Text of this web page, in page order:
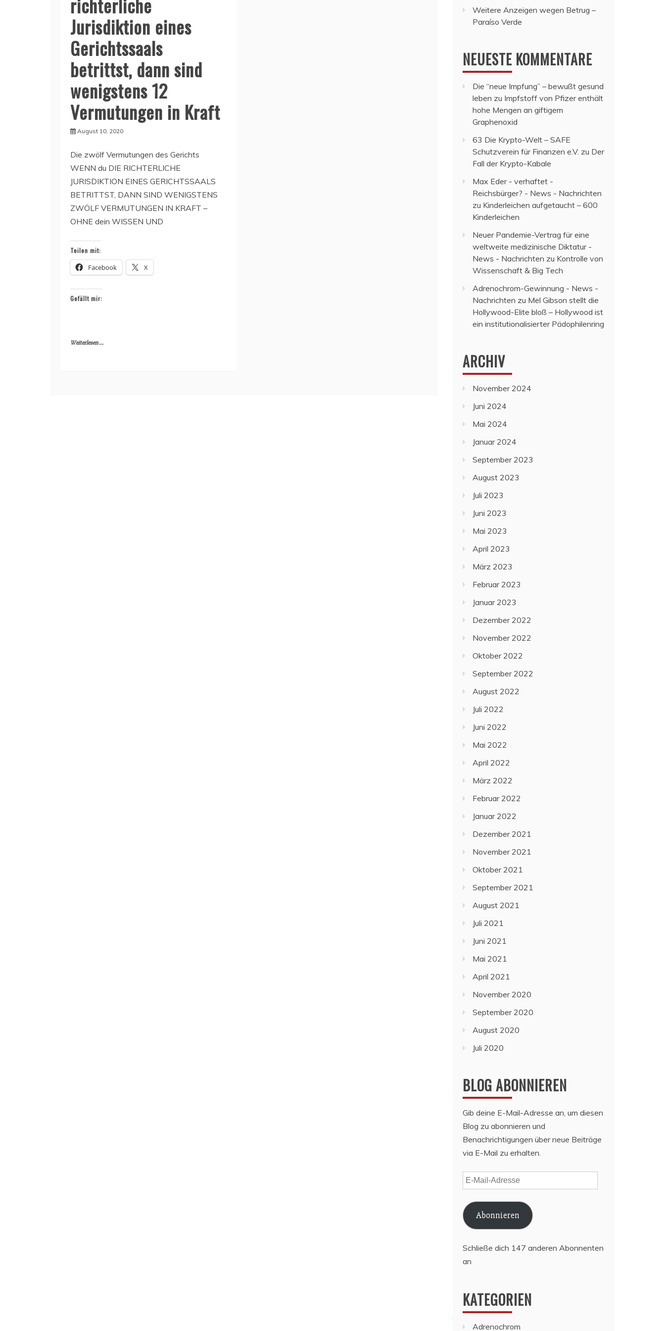
Jurisdiktion eines
Gerichtssaals
betrittst, dann sind
wenigstens 12
Vermutungen in Kraft
August 10, 2020
Die zwölf Vermutungen des Gerichts
WENN du DIE RICHTERLICHE
JURISDIKTION EINES GERICHTSSAALS
BETRITTST, DANN SIND WENIGSTENS
ZWÖLF VERMUTUNGEN IN KRAFT –
OHNE dein WISSEN UND
Teilen mit:
Facebook X
Gefällt mir:
Weiterlesen ...
Weitere Anzeigen wegen Betrug –
Paraíso Verde
NEUESTE KOMMENTARE
Die “neue Impfung” – bewußt gesund
leben zu Impfstoff von Pfizer enthält
hohe Mengen an giftigem
Graphenoxid
63 Die Krypto-Welt – SAFE
Schutzverein für Finanzen e.V. zu Der
Fall der Krypto-Kabale
Max Eder - verhaftet -
Reichsbürger? - News - Nachrichten
zu Kinderleichen aufgetaucht – 600
Kinderleichen
Neuer Pandemie-Vertrag für eine
weltweite medizinische Diktatur -
News - Nachrichten zu Kontrolle von
Wissenschaft & Big Tech
Adrenochrom-Gewinnung - News -
Nachrichten zu Mel Gibson stellt die
Hollywood-Elite bloß – Hollywood ist
ein institutionalisierter Pädophilenring
ARCHIV
November 2024
Juni 2024
Mai 2024
Januar 2024
September 2023
August 2023
Juli 2023
Juni 2023
Mai 2023
April 2023
März 2023
Februar 2023
Januar 2023
Dezember 2022
November 2022
Oktober 2022
September 2022
August 2022
Juli 2022
Juni 2022
Mai 2022
April 2022
März 2022
Februar 2022
Januar 2022
Dezember 2021
November 2021
Oktober 2021
September 2021
August 2021
Juli 2021
Juni 2021
Mai 2021
April 2021
November 2020
September 2020
August 2020
Juli 2020
BLOG ABONNIEREN
Gib deine E-Mail-Adresse an, um diesen
Blog zu abonnieren und
Benachrichtigungen über neue Beiträge
via E-Mail zu erhalten.
E-
Mail-
Adresse
Abonnieren
Schließe dich 147 anderen Abonnenten
an
KATEGORIEN
Adrenochrom